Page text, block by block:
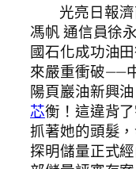
光亮日報
馮帆 通信員徐
國石化成功油
來嚴重衝破——
陽頁巖油新興
芯衡！這違背
抓著她的頭髮
探明儲量正式